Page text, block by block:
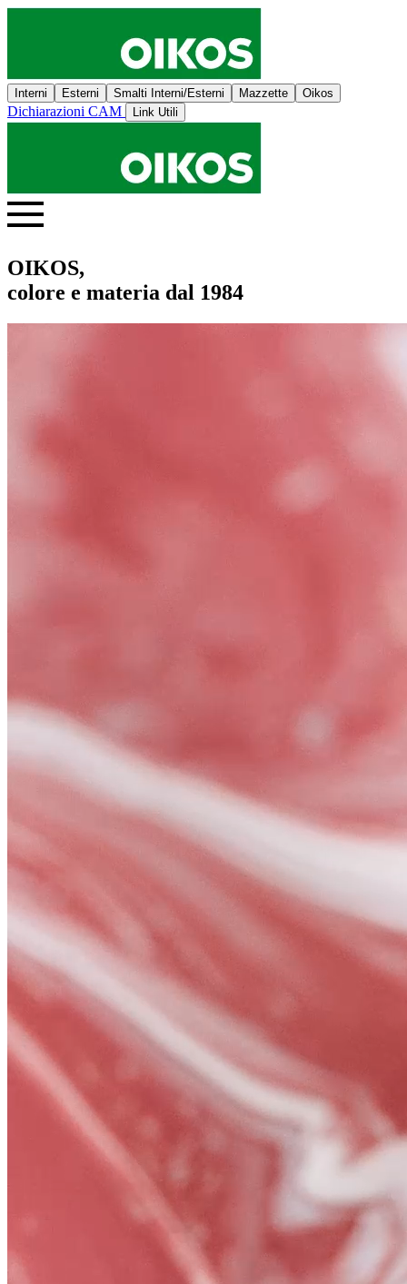
Interni Esterni Smalti Interni/Esterni Mazzette Oikos
Dichiarazioni CAM Link Utili
OIKOS,
colore e materia dal 1984